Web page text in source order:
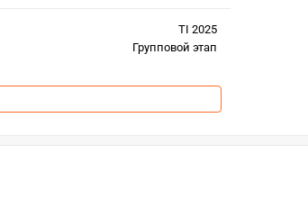
TI 2025
Групповой этап